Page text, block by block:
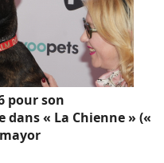
pour son
« La Chienne » («